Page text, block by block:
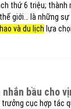
thứ 6 triệu; thành
giới… là những
và du lịch lựa
nhắn bầu cho
cục hợp tác